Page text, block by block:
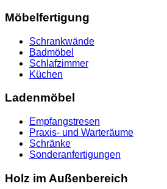
Möbelfertigung
Schrankwände
Badmöbel
Schlafzimmer
Küchen
Ladenmöbel
Empfangstresen
Praxis- und Warteräume
Schränke
Sonderanfertigungen
Holz im Außenbereich